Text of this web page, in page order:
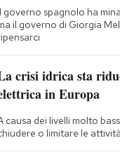
governo spagnolo ha
il governo di Giorgia
crisi idrica sta
in Europa
causa dei livelli molto
o limitare le